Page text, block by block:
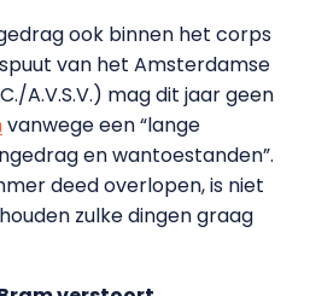
ook binnen het corps
van het Amsterdamse
A.V.S.V.) mag dit jaar geen
vanwege een “lange
en wantoestanden”.
deed overlopen, is niet
zulke dingen graag